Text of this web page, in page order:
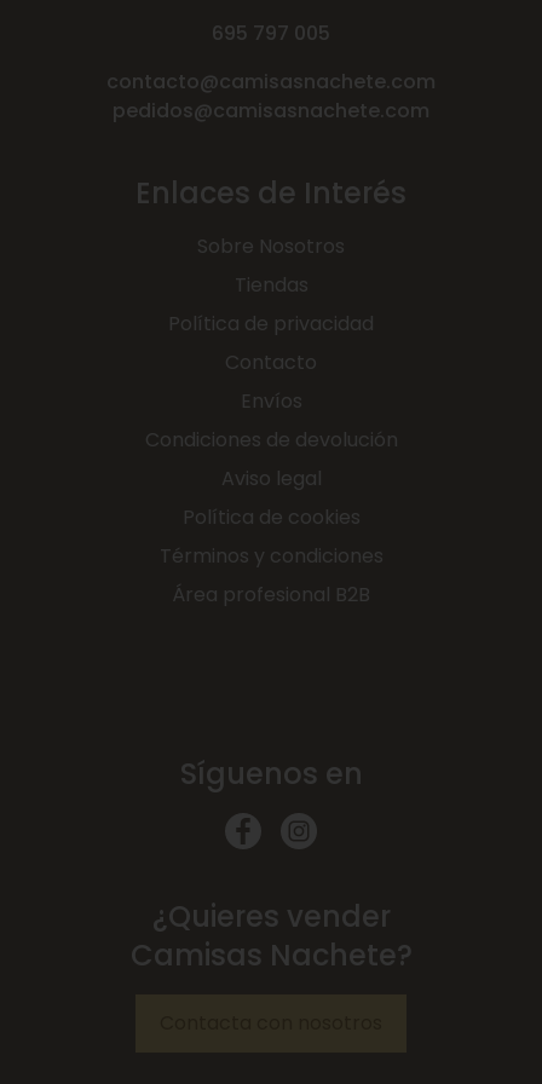
695 797 005
contacto@camisasnachete.com
pedidos@camisasnachete.com
Enlaces de Interés
Sobre Nosotros
Tiendas
Política de privacidad
Contacto
Envíos
Condiciones de devolución
Aviso legal
Política de cookies
Términos y condiciones
Área profesional B2B
Síguenos en
¿Quieres vender
Camisas Nachete?